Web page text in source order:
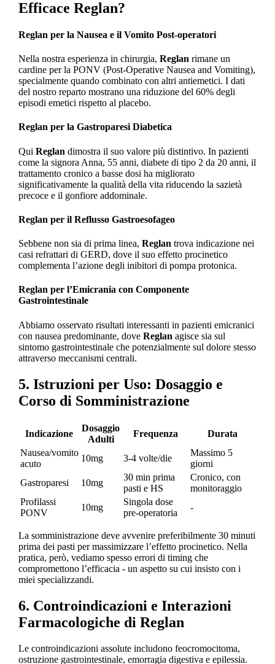
Efficace Reglan?
Reglan per la Nausea e il Vomito Post-operatori
Nella nostra esperienza in chirurgia, Reglan rimane un
cardine per la PONV (Post-Operative Nausea and Vomiting),
specialmente quando combinato con altri antiemetici. I dati
del nostro reparto mostrano una riduzione del 60% degli
episodi emetici rispetto al placebo.
Reglan per la Gastroparesi Diabetica
Qui Reglan dimostra il suo valore più distintivo. In pazienti
come la signora Anna, 55 anni, diabete di tipo 2 da 20 anni, il
trattamento cronico a basse dosi ha migliorato
significativamente la qualità della vita riducendo la sazietà
precoce e il gonfiore addominale.
Reglan per il Reflusso Gastroesofageo
Sebbene non sia di prima linea, Reglan trova indicazione nei
casi refrattari di GERD, dove il suo effetto procinetico
complementa l’azione degli inibitori di pompa protonica.
Reglan per l’Emicrania con Componente
Gastrointestinale
Abbiamo osservato risultati interessanti in pazienti emicranici
con nausea predominante, dove Reglan agisce sia sul
sintomo gastrointestinale che potenzialmente sul dolore stesso
attraverso meccanismi centrali.
5. Istruzioni per Uso: Dosaggio e
Corso di Somministrazione
Indicazione
Dosaggio
Adulti
Frequenza
Durata
Nausea/vomito
acuto
10mg 3-4 volte/die
Massimo 5
giorni
Gastroparesi
10mg
30 min prima
pasti e HS
Cronico, con
monitoraggio
Profilassi
PONV
10mg
Singola dose
pre-operatoria
-
La somministrazione deve avvenire preferibilmente 30 minuti
prima dei pasti per massimizzare l’effetto procinetico. Nella
pratica, però, vediamo spesso errori di timing che
compromettono l’efficacia - un aspetto su cui insisto con i
miei specializzandi.
6. Controindicazioni e Interazioni
Farmacologiche di Reglan
Le controindicazioni assolute includono feocromocitoma,
ostruzione gastrointestinale, emorragia digestiva e epilessia.